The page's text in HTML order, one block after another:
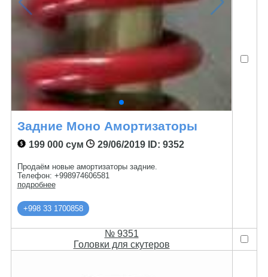
Задние Моно Амортизаторы
199 000 сум 29/06/2019ID: 9352
Продаём новые амортизаторы задние.
Телефон: +998974606581
подробнее
+998 33 1700858
№ 9351
Головки для скутеров